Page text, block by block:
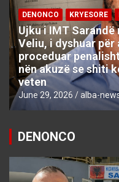
DENONCO KRYESORE
Ujku i IMT
Veliu, i dyshuar
proceduar
nën akuzë se shiti
veten
June 29, 2026 alba-
DENONCO